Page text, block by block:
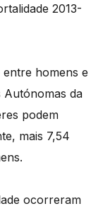
2013-
entre homens e
Autónomas da
podem
mais 7,54
ocorreram